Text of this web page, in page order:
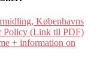
Københavns
Policy (Link til PDF)
+ information on